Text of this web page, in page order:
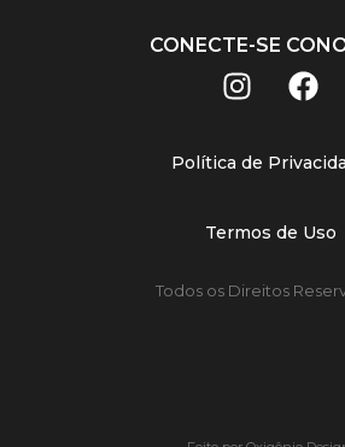
CONECTE-SE
Política de
Termos de Uso
Todos os Direitos